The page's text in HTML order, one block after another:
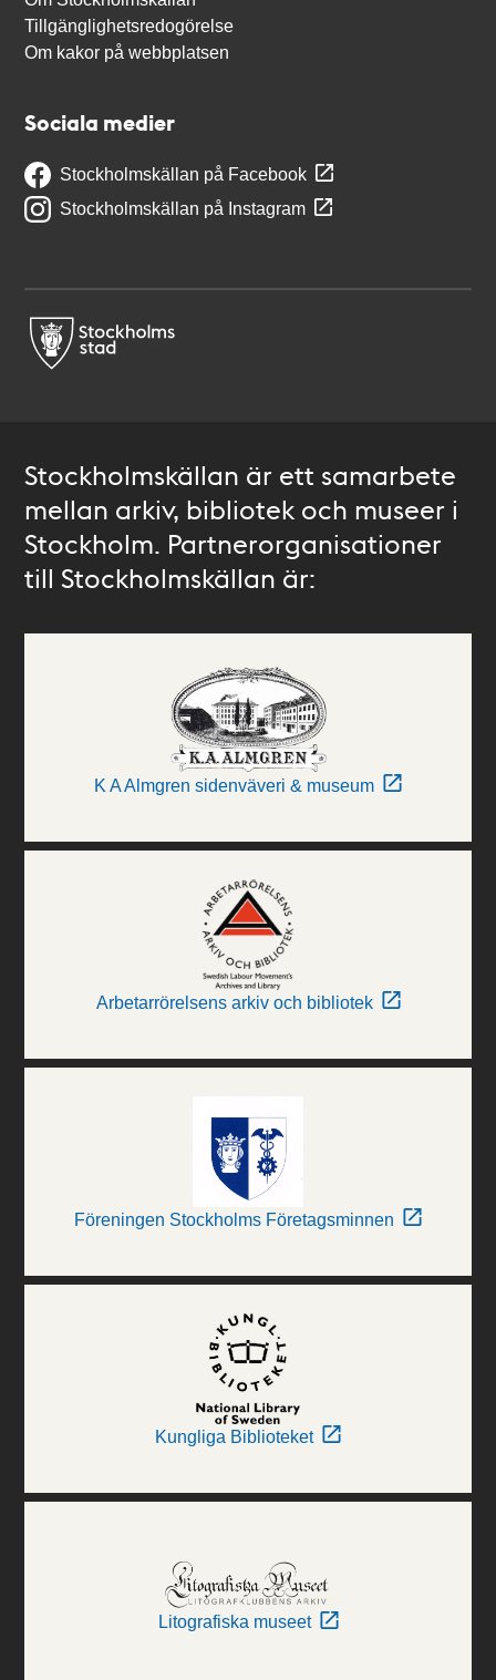
Tillgänglighetsredogörelse
Om kakor på webbplatsen
Sociala medier
Stockholmskällan på Facebook
Stockholmskällan på Instagram
Stockholmskällan är ett samarbete
mellan arkiv, bibliotek och museer i
Stockholm. Partnerorganisationer
till Stockholmskällan är:
K A Almgren sidenväveri & museum
Arbetarrörelsens arkiv och bibliotek
Föreningen Stockholms Företagsminnen
Kungliga Biblioteket
Litografiska museet